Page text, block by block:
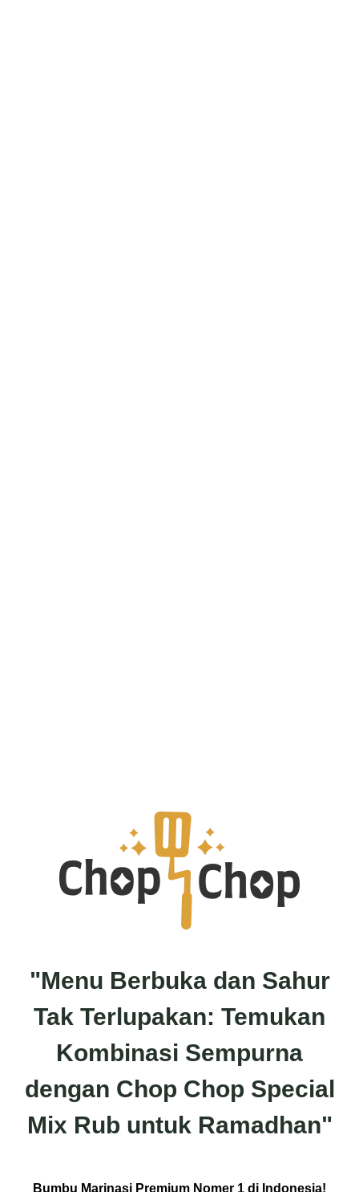
"Menu Berbuka dan Sahur
Tak Terlupakan: Temukan
Kombinasi Sempurna
dengan Chop Chop Special
Mix Rub untuk Ramadhan"
Bumbu Marinasi Premium Nomer 1 di Indonesia!